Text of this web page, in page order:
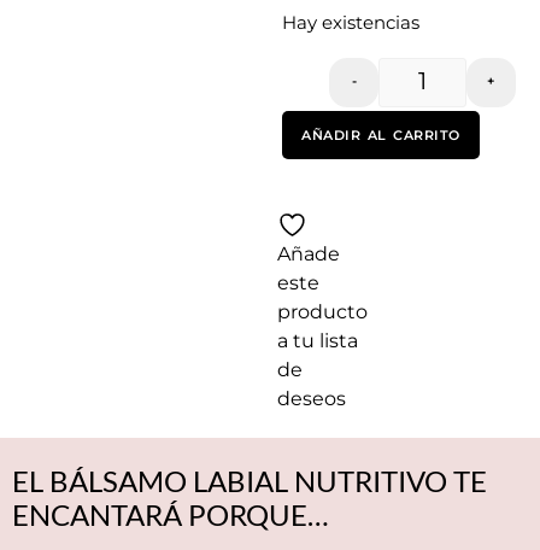
Hay existencias
- +
AÑADIR AL CARRITO
Añade
este
producto
a tu lista
de
deseos
EL BÁLSAMO LABIAL NUTRITIVO TE
ENCANTARÁ PORQUE…